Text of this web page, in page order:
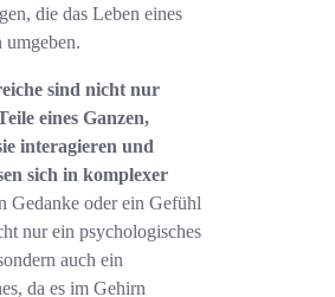
die das Leben eines
umgeben.
sind nicht nur
eines Ganzen,
interagieren und
sich in komplexer
Gedanke oder ein Gefühl
nur ein psychologisches
auch ein
da es im Gehirn